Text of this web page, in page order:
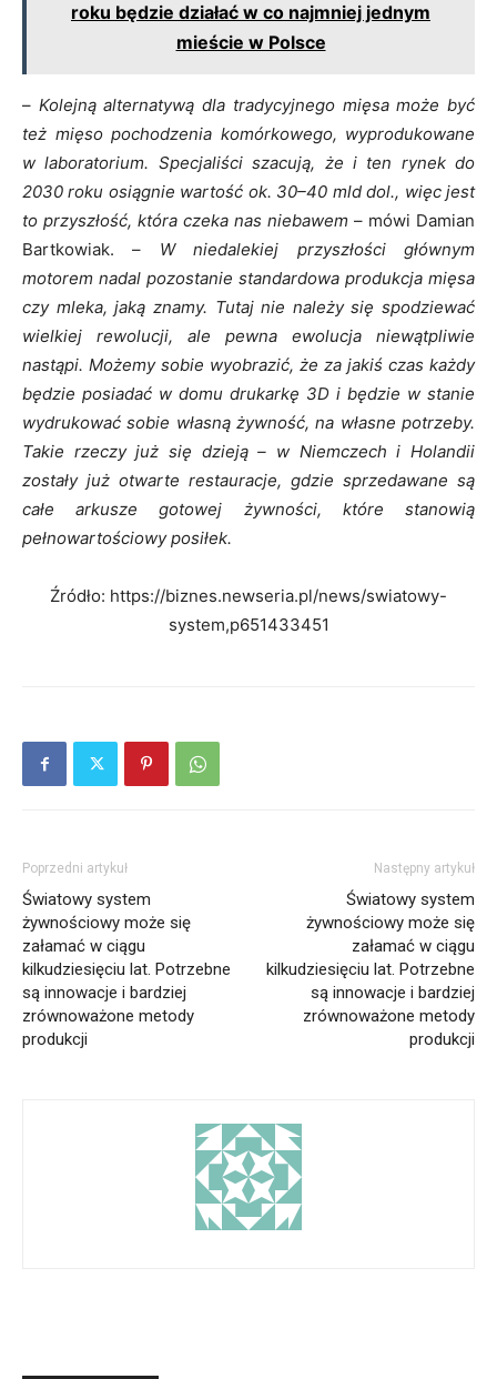
roku będzie działać w co najmniej jednym
mieście w Polsce
– Kolejną alternatywą dla tradycyjnego mięsa może być
też mięso pochodzenia komórkowego, wyprodukowane
w laboratorium. Specjaliści szacują, że i ten rynek do
2030 roku osiągnie wartość ok. 30–40 mld dol., więc jest
to przyszłość, która czeka nas niebawem – mówi Damian
Bartkowiak. – W niedalekiej przyszłości głównym
motorem nadal pozostanie standardowa produkcja mięsa
czy mleka, jaką znamy. Tutaj nie należy się spodziewać
wielkiej rewolucji, ale pewna ewolucja niewątpliwie
nastąpi. Możemy sobie wyobrazić, że za jakiś czas każdy
będzie posiadać w domu drukarkę 3D i będzie w stanie
wydrukować sobie własną żywność, na własne potrzeby.
Takie rzeczy już się dzieją – w Niemczech i Holandii
zostały już otwarte restauracje, gdzie sprzedawane są
całe arkusze gotowej żywności, które stanowią
pełnowartościowy posiłek.
Źródło: https://biznes.newseria.pl/news/swiatowy-
system,p651433451
Poprzedni artykuł
Światowy system
żywnościowy może się
załamać w ciągu
kilkudziesięciu lat. Potrzebne
są innowacje i bardziej
zrównoważone metody
produkcji
Następny artykuł
Światowy system
żywnościowy może się
załamać w ciągu
kilkudziesięciu lat. Potrzebne
są innowacje i bardziej
zrównoważone metody
produkcji